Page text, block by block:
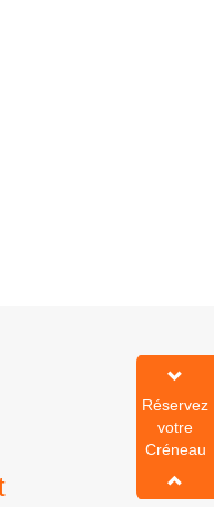
Réservez
votre
Créneau
Réservez
votre
Créneau